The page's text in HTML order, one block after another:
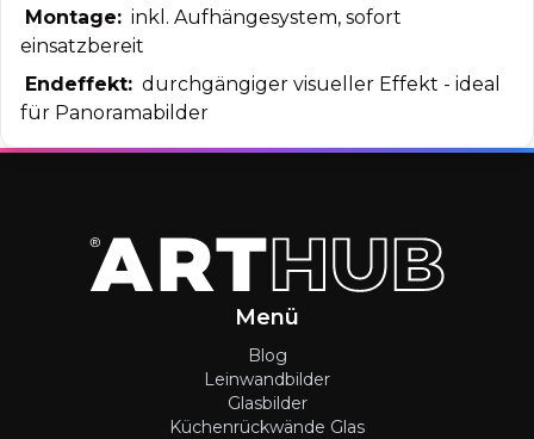
Montage: inkl. Aufhängesystem, sofort
einsatzbereit
Endeffekt: durchgängiger visueller Effekt - ideal
für Panoramabilder
Menü
Blog
Leinwandbilder
Glasbilder
Küchenrückwände Glas